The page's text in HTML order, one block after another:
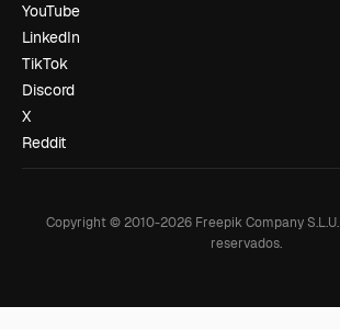
YouTube
LinkedIn
TikTok
Discord
X
Reddit
Copyright © 2010-2026Freepik Company S.L.U.
reservados.